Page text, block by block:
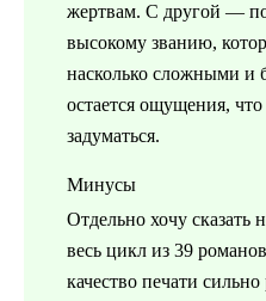
жертвам. С другой — по
высокому званию,
насколько сложными и
остается ощущения,
задуматься.
Минусы
Отдельно хочу сказать
весь цикл из 39
качество печати